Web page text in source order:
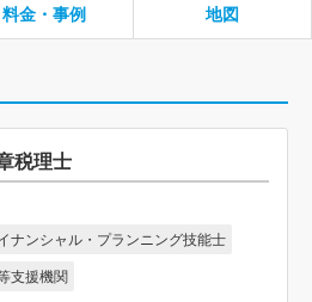
料金・事例 地図
税理士
ナンシャル・プランニング技能士
支援機関